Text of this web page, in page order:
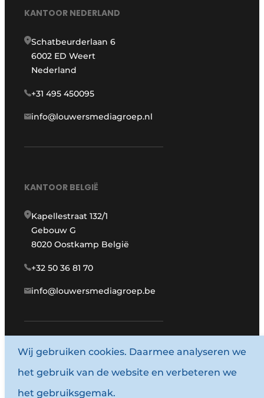
KANTOOR NEDERLAND
Schatbeurderlaan 6
6002 ED Weert
Nederland
+31 495 450095
info@louwersmediagroep.nl
KANTOOR BELGIË
Kapellestraat 132/1
Gebouw G
8020 Oostkamp België
+32 50 36 81 70
info@louwersmediagroep.be
www.louwersmediagroep.com
© 1987 - 2026 Louwersmediagroep.
Termes et conditions
Wij gebruiken cookies. Daarmee analyseren we
het gebruik van de website en verbeteren we
het gebruiksgemak.